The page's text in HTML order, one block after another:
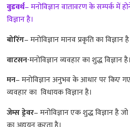
वुडवर्थ– मनोविज्ञान वातावरण के सम्पर्क में
विज्ञान है।
बोरिंग– मनोविज्ञान मानव प्रकृति का विज्ञान
वाटसन-मनोविज्ञान व्यवहार का शुद्ध विज्ञान है।
मन– मनोविज्ञान अनुभव के आधार पर किए
व्यवहार का विधायक विज्ञान है।
जेम्स ड्रेवर– मनोविज्ञान एक शुद्ध विज्ञान है